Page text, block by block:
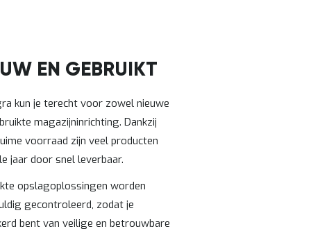
EN GEBRUIKT
kun je terecht voor zowel nieuwe
magazijninrichting. Dankzij
voorraad zijn veel producten
jaar door snel leverbaar.
opslagoplossingen worden
gecontroleerd, zodat je
bent van veilige en betrouwbare